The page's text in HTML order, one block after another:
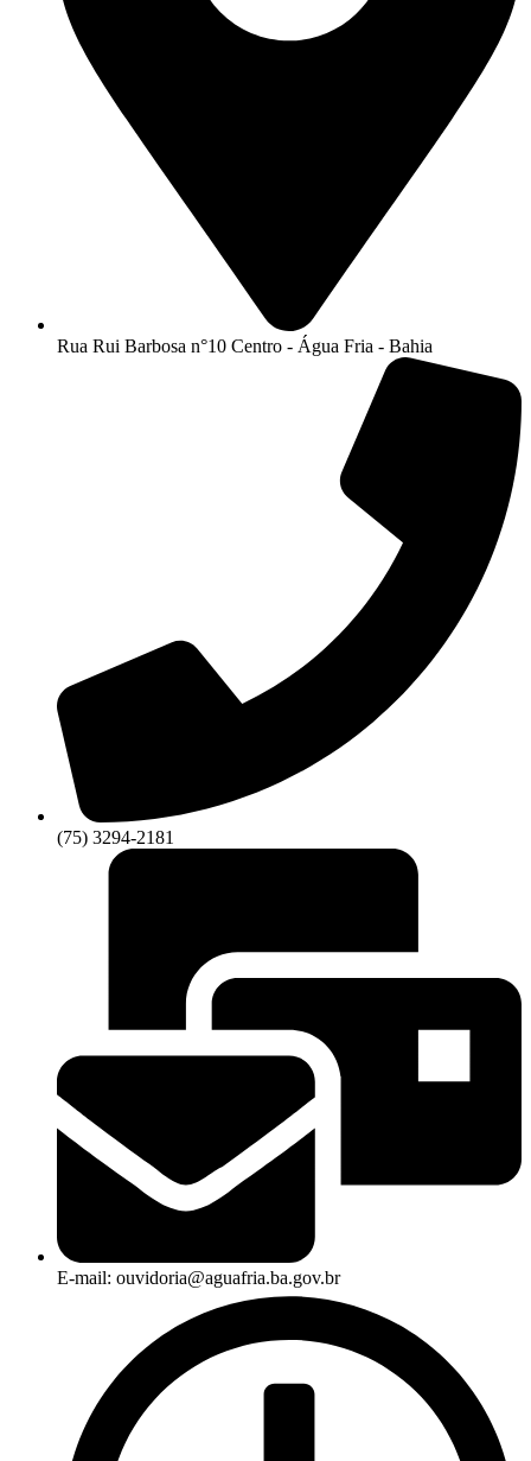
Rua Rui Barbosa n°10 Centro - Água Fria - Bahia
(75) 3294-2181
E-mail: ouvidoria@aguafria.ba.gov.br